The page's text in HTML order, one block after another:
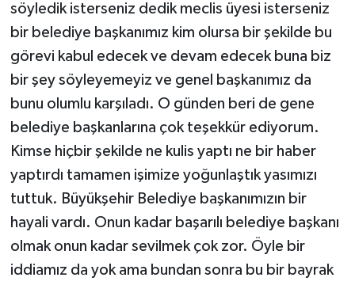
söyledik isterseniz dedik meclis üyesi isterseniz
bir belediye başkanımız kim olursa bir şekilde bu
görevi kabul edecek ve devam edecek buna biz
bir şey söyleyemeyiz ve genel başkanımız da
bunu olumlu karşıladı. O günden beri de gene
belediye başkanlarına çok teşekkür ediyorum.
Kimse hiçbir şekilde ne kulis yaptı ne bir haber
yaptırdı tamamen işimize yoğunlaştık yasımızı
tuttuk. Büyükşehir Belediye başkanımızın bir
hayali vardı. Onun kadar başarılı belediye başkanı
olmak onun kadar sevilmek çok zor. Öyle bir
iddiamız da yok ama bundan sonra bu bir bayrak